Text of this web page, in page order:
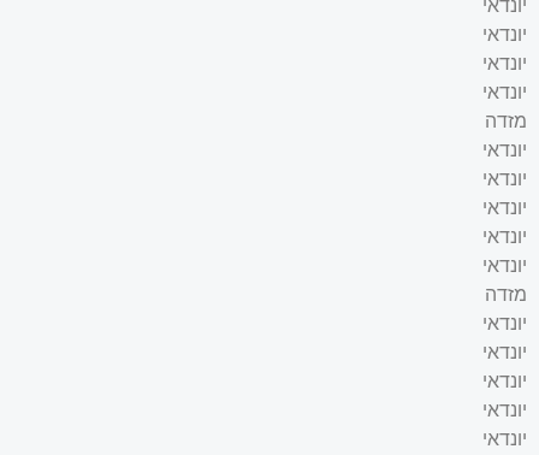
יונדאי
יונדאי
יונדאי
יונדאי
מזדה
יונדאי
יונדאי
יונדאי
יונדאי
יונדאי
מזדה
יונדאי
יונדאי
יונדאי
יונדאי
יונדאי